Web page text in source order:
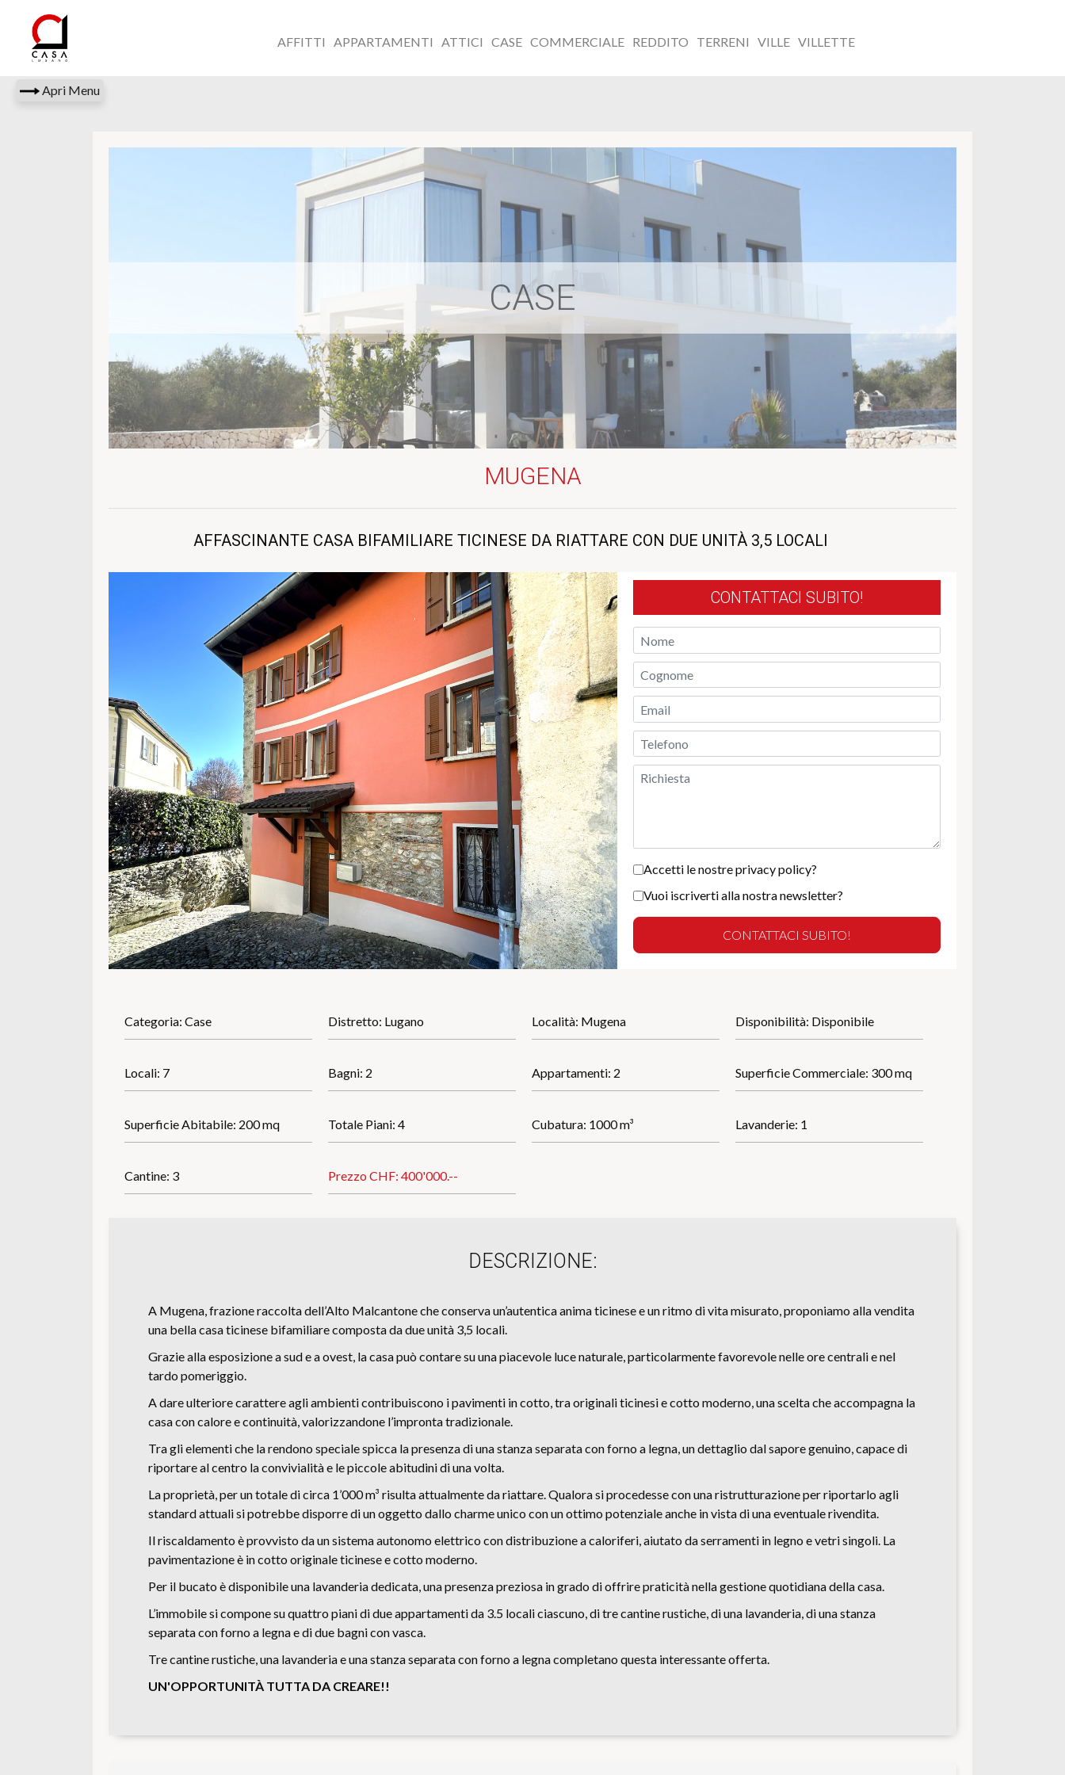
AFFITTI APPARTAMENTI ATTICI CASE COMMERCIALE REDDITO TERRENI VILLE VILLETTE
Apri Menu
CASE
MUGENA
AFFASCINANTE CASA BIFAMILIARE TICINESE DA RIATTARE CON DUE UNITÀ 3,5 LOCALI
CONTATTACI SUBITO!
Accetti le nostre privacy policy?
Vuoi iscriverti alla nostra newsletter?
Categoria: Case Distretto: Lugano Località: Mugena Disponibilità: Disponibile
Locali: 7 Bagni: 2 Appartamenti: 2 Superficie Commerciale: 300 mq
Superficie Abitabile: 200 mq Totale Piani: 4 Cubatura: 1000 m³ Lavanderie: 1
Cantine: 3 Prezzo CHF: 400'000.--
DESCRIZIONE:
A Mugena, frazione raccolta dell’Alto Malcantone che conserva un’autentica anima ticinese e un ritmo di vita misurato, proponiamo alla vendita
una bella casa ticinese bifamiliare composta da due unità 3,5 locali.
Grazie alla esposizione a sud e a ovest, la casa può contare su una piacevole luce naturale, particolarmente favorevole nelle ore centrali e nel
tardo pomeriggio.
A dare ulteriore carattere agli ambienti contribuiscono i pavimenti in cotto, tra originali ticinesi e cotto moderno, una scelta che accompagna la
casa con calore e continuità, valorizzandone l’impronta tradizionale.
Tra gli elementi che la rendono speciale spicca la presenza di una stanza separata con forno a legna, un dettaglio dal sapore genuino, capace di
riportare al centro la convivialità e le piccole abitudini di una volta.
La proprietà, per un totale di circa 1’000 m³ risulta attualmente da riattare. Qualora si procedesse con una ristrutturazione per riportarlo agli
standard attuali si potrebbe disporre di un oggetto dallo charme unico con un ottimo potenziale anche in vista di una eventuale rivendita.
Il riscaldamento è provvisto da un sistema autonomo elettrico con distribuzione a caloriferi, aiutato da serramenti in legno e vetri singoli. La
pavimentazione è in cotto originale ticinese e cotto moderno.
Per il bucato è disponibile una lavanderia dedicata, una presenza preziosa in grado di offrire praticità nella gestione quotidiana della casa.
L’immobile si compone su quattro piani di due appartamenti da 3.5 locali ciascuno, di tre cantine rustiche, di una lavanderia, di una stanza
separata con forno a legna e di due bagni con vasca.
Tre cantine rustiche, una lavanderia e una stanza separata con forno a legna completano questa interessante offerta.
UN'OPPORTUNITÀ TUTTA DA CREARE!!